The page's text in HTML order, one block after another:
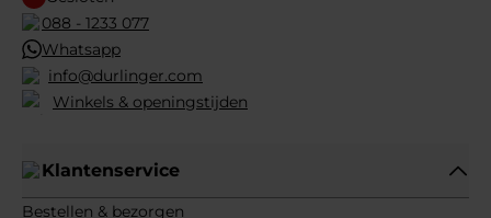
088 - 1233 077
Whatsapp
info@durlinger.com
Winkels & openingstijden
Klantenservice
Bestellen & bezorgen